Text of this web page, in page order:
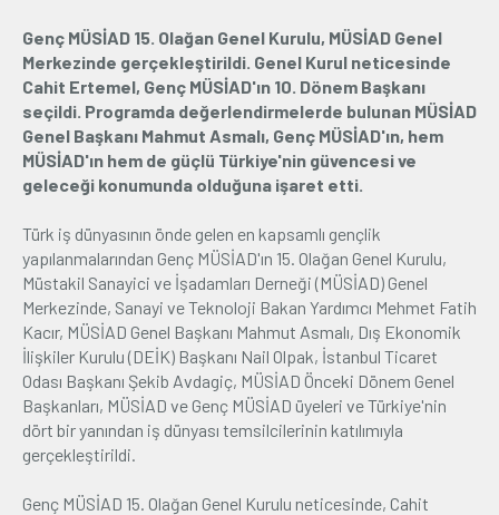
Üyelik
E-İşlemler
İletişim Hakkımızda Galeri
Genç MÜSİAD 15. Olağan Genel Kurulu, MÜSİAD Genel
Merkezinde gerçekleştirildi. Genel Kurul neticesinde
Cahit Ertemel, Genç MÜSİAD'ın 10. Dönem Başkanı
seçildi. Programda değerlendirmelerde bulunan MÜSİAD
Genel Başkanı Mahmut Asmalı, Genç MÜSİAD'ın, hem
MÜSİAD'ın hem de güçlü Türkiye'nin güvencesi ve
geleceği konumunda olduğuna işaret etti.
Türk iş dünyasının önde gelen en kapsamlı gençlik
yapılanmalarından Genç MÜSİAD'ın 15. Olağan Genel Kurulu,
Müstakil Sanayici ve İşadamları Derneği (MÜSİAD) Genel
Merkezinde, Sanayi ve Teknoloji Bakan Yardımcı Mehmet Fatih
Kacır, MÜSİAD Genel Başkanı Mahmut Asmalı, Dış Ekonomik
İlişkiler Kurulu (DEİK) Başkanı Nail Olpak, İstanbul Ticaret
Odası Başkanı Şekib Avdagiç, MÜSİAD Önceki Dönem Genel
Başkanları, MÜSİAD ve Genç MÜSİAD üyeleri ve Türkiye'nin
dört bir yanından iş dünyası temsilcilerinin katılımıyla
gerçekleştirildi.
Genç MÜSİAD 15. Olağan Genel Kurulu neticesinde, Cahit